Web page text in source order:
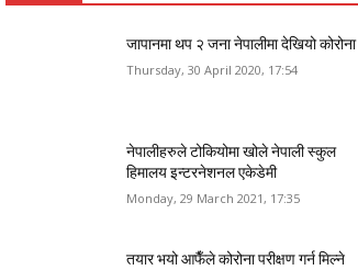
जापानमा थप २ जना नेपालीमा देखियो कोरोना
Thursday, 30 April 2020, 17:54
नेपालीहरुले टोकियोमा खोले नेपाली स्कुल
हिमालय इन्टरनेशनल एकेडेमी
Monday, 29 March 2021, 17:35
तयार भयो आफैँले कोरोना परीक्षण गर्न मिल्ने